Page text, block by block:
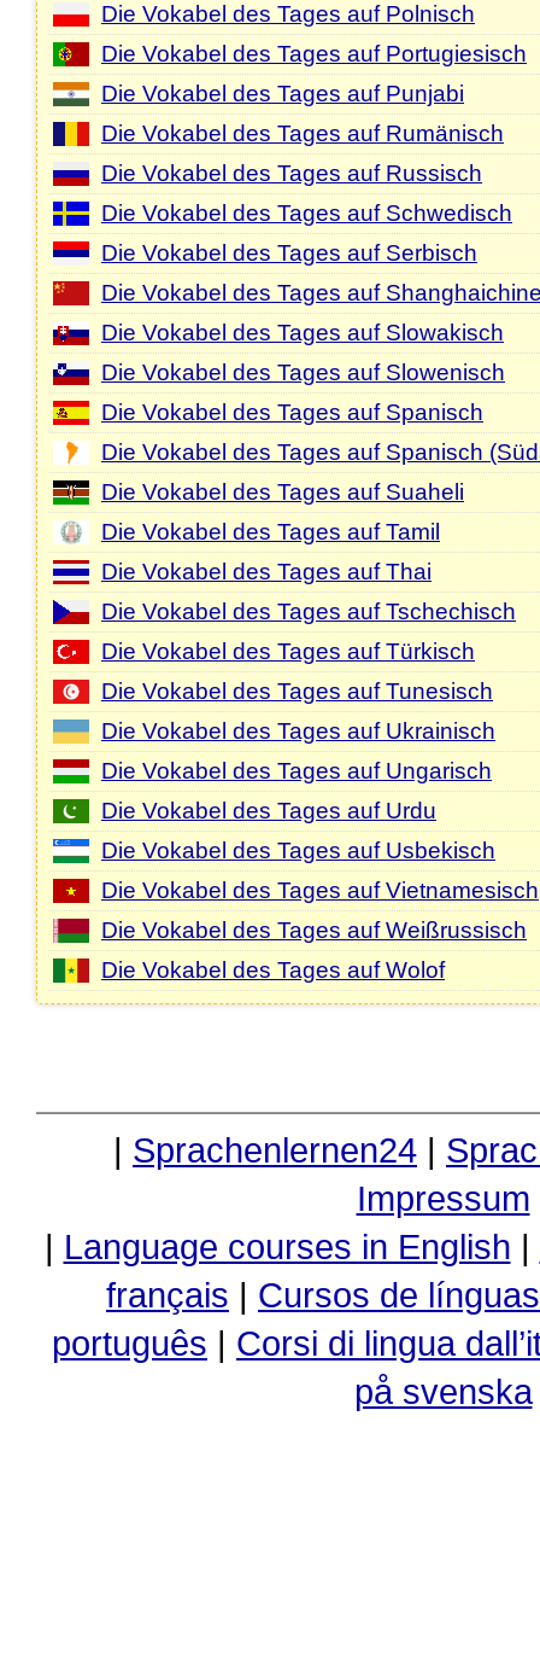
Die Vokabel des Tages auf Polnisch
Die Vokabel des Tages auf Portugiesisch
Die Vokabel des Tages auf Punjabi
Die Vokabel des Tages auf Rumänisch
Die Vokabel des Tages auf Russisch
Die Vokabel des Tages auf Schwedisch
Die Vokabel des Tages auf Serbisch
Die Vokabel des Tages auf
Die Vokabel des Tages auf Slowakisch
Die Vokabel des Tages auf Slowenisch
Die Vokabel des Tages auf Spanisch
Die Vokabel des Tages auf Spanisch
Die Vokabel des Tages auf Suaheli
Die Vokabel des Tages auf Tamil
Die Vokabel des Tages auf Thai
Die Vokabel des Tages auf Tschechisch
Die Vokabel des Tages auf Türkisch
Die Vokabel des Tages auf Tunesisch
Die Vokabel des Tages auf Ukrainisch
Die Vokabel des Tages auf Ungarisch
Die Vokabel des Tages auf Urdu
Die Vokabel des Tages auf Usbekisch
Die Vokabel des Tages auf Vietnamesisch
Die Vokabel des Tages auf Weißrussisch
Die Vokabel des Tages auf Wolof
| Sprachenlernen24 |
Impressum
| Language courses in English |
français | Cursos de
português | Corsi di lingua
på svenska